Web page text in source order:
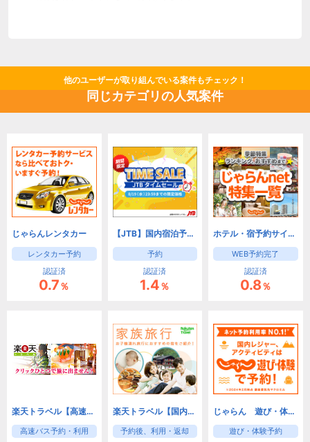
他のユーザーが取り組んでいる案件もチェック！
同じカテゴリの人気案件
じゃらんレンタカー
レンタカー予約
認証済
0.7％
【JTB】国内宿泊予約(旅館・ホテル)と国内ツアー予約
予約
認証済
1.4％
ホテル・宿予約サイトなら【じゃらんnet】
WEB予約完了
認証済
0.8％
楽天トラベル【高速バス】
高速バス予約・利用
楽天トラベル【国内レンタカー】
予約後、利用・返却
じゃらん 遊び・体験予約
遊び・体験予約